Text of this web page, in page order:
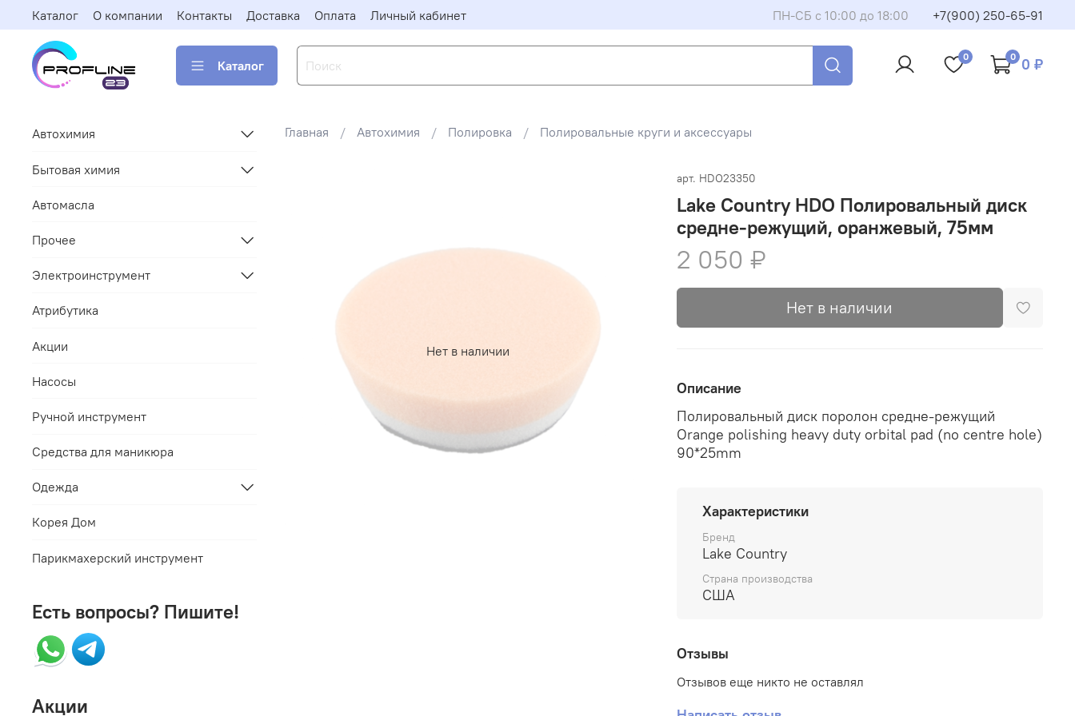
Каталог О компании Контакты Доставка Оплата Личный кабинет ПН-СБ с 10:00 до 18:00 +7(900) 250-65-91
Каталог
0 0 0 ₽
Главная Автохимия Полировка Полировальные круги и аксессуары
Нет в наличии
арт. HDO23350
Lake Country HDO Полировальный диск
средне-режущий, оранжевый, 75мм
2 050 ₽
Нет в наличии
Описание
Полировальный диск поролон средне-режущий
Orange polishing heavy duty orbital pad (no centre hole)
90*25mm
Характеристики
Бренд
Lake Country
Страна производства
США
Отзывы
Отзывов еще никто не оставлял
Автохимия
Бытовая химия
Автомасла
Прочее
Электроинструмент
Атрибутика
Акции
Насосы
Ручной инструмент
Средства для маникюра
Одежда
Корея Дом
Парикмахерский инструмент
Есть вопросы? Пишите!
Акции